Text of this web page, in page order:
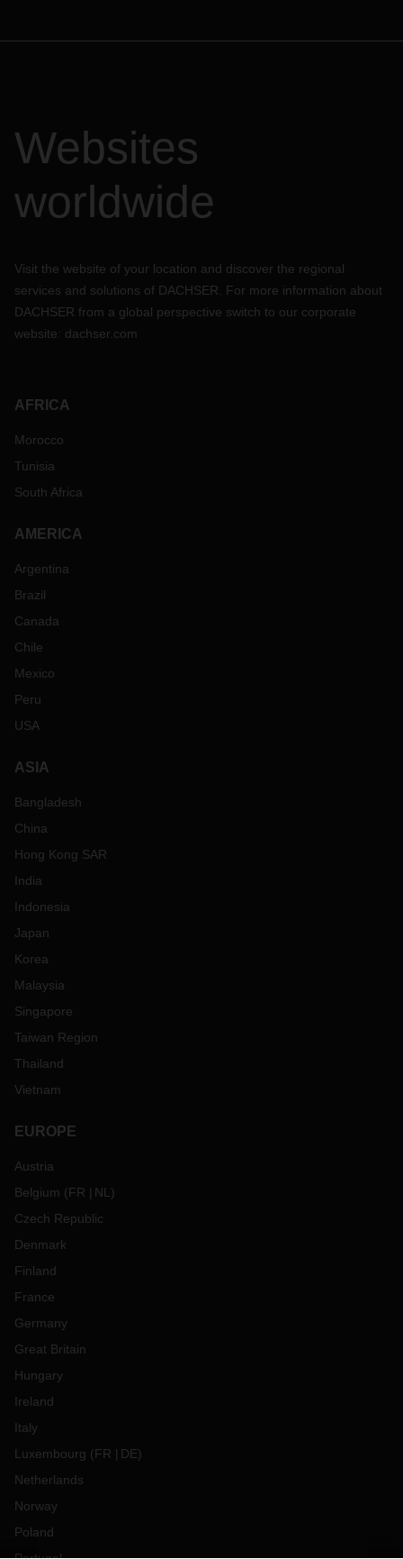
Websites
worldwide
Visit the website of your location and discover the regional
services and solutions of DACHSER. For more information about
DACHSER from a global perspective switch to our corporate
website: dachser.com
AFRICA
Morocco
Tunisia
South Africa
AMERICA
Argentina
Brazil
Canada
Chile
Mexico
Peru
USA
ASIA
Bangladesh
China
Hong Kong SAR
India
Indonesia
Japan
Korea
Malaysia
Singapore
Taiwan Region
Thailand
Vietnam
EUROPE
Austria
Belgium (FR NL)
Czech Republic
Denmark
Finland
France
Germany
Great Britain
Hungary
Ireland
Italy
Luxembourg (FR DE)
Netherlands
Norway
Poland